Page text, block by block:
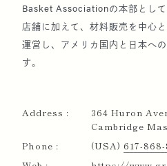
2013
被災地援助グルー
大震災を忘れない、
ていく」をモット
三越日本橋カルチ
Basket Associationの本部とし
店舗に加えて、材料販売を中心
運営し、アメリカ国内と日本へ
す。
Address :
364 Huron
Cambridge
Phone :
(USA) 617-